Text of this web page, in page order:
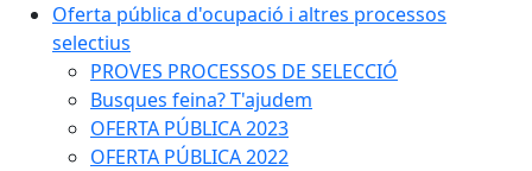
Oferta pública d'ocupació i altres processos
selectius
PROVES PROCESSOS DE SELECCIÓ
Busques feina? T'ajudem
OFERTA PÚBLICA 2023
OFERTA PÚBLICA 2022